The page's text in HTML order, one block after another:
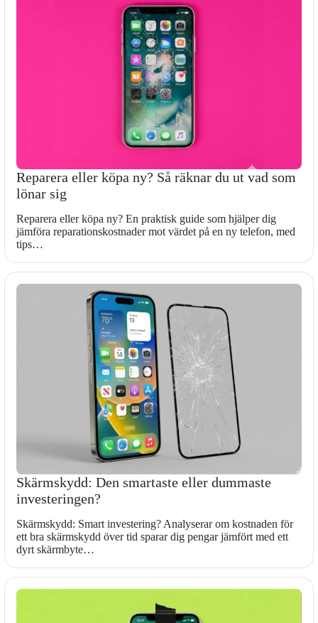
Reparera eller köpa ny? Så räknar du ut vad som
lönar sig
Reparera eller köpa ny? En praktisk guide som hjälper dig
jämföra reparationskostnader mot värdet på en ny telefon, med
tips…
Skärmskydd: Den smartaste eller dummaste
investeringen?
Skärmskydd: Smart investering? Analyserar om kostnaden för
ett bra skärmskydd över tid sparar dig pengar jämfört med ett
dyrt skärmbyte…